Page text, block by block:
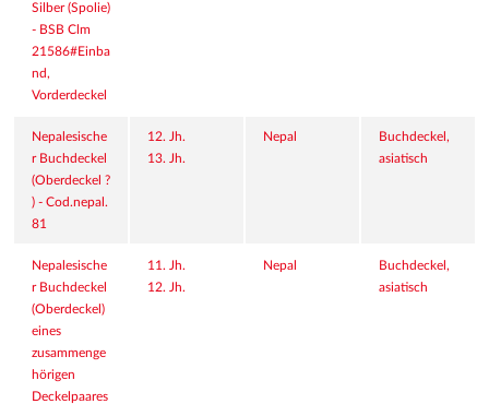
Silber (Spolie)
- BSB Clm
21586#Einba
nd,
Vorderdeckel
Nepalesische
r Buchdeckel
(Oberdeckel ?
) - Cod.nepal.
81
12. Jh.
13. Jh.
Nepal
Buchdeckel,
asiatisch
Nepalesische
r Buchdeckel
(Oberdeckel)
eines
zusammenge
hörigen
Deckelpaares
11. Jh.
12. Jh.
Nepal
Buchdeckel,
asiatisch